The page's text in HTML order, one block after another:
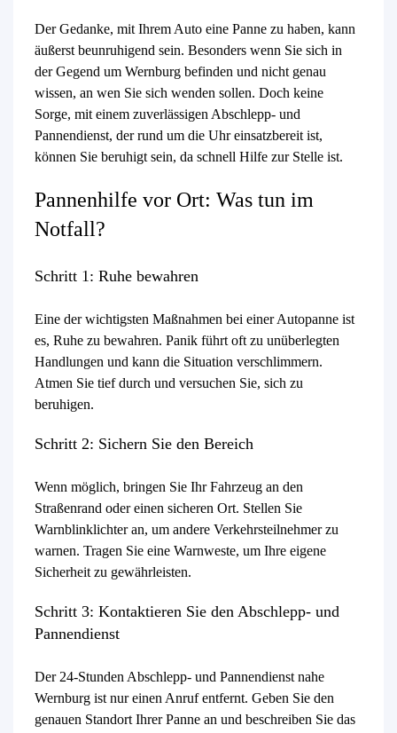
Der Gedanke, mit Ihrem Auto eine Panne zu haben, kann
äußerst beunruhigend sein. Besonders wenn Sie sich in
der Gegend um Wernburg befinden und nicht genau
wissen, an wen Sie sich wenden sollen. Doch keine
Sorge, mit einem zuverlässigen Abschlepp- und
Pannendienst, der rund um die Uhr einsatzbereit ist,
können Sie beruhigt sein, da schnell Hilfe zur Stelle ist.
Pannenhilfe vor Ort: Was tun im
Notfall?
Schritt 1: Ruhe bewahren
Eine der wichtigsten Maßnahmen bei einer Autopanne ist
es, Ruhe zu bewahren. Panik führt oft zu unüberlegten
Handlungen und kann die Situation verschlimmern.
Atmen Sie tief durch und versuchen Sie, sich zu
beruhigen.
Schritt 2: Sichern Sie den Bereich
Wenn möglich, bringen Sie Ihr Fahrzeug an den
Straßenrand oder einen sicheren Ort. Stellen Sie
Warnblinklichter an, um andere Verkehrsteilnehmer zu
warnen. Tragen Sie eine Warnweste, um Ihre eigene
Sicherheit zu gewährleisten.
Schritt 3: Kontaktieren Sie den Abschlepp- und
Pannendienst
Der 24-Stunden Abschlepp- und Pannendienst nahe
Wernburg ist nur einen Anruf entfernt. Geben Sie den
genauen Standort Ihrer Panne an und beschreiben Sie das